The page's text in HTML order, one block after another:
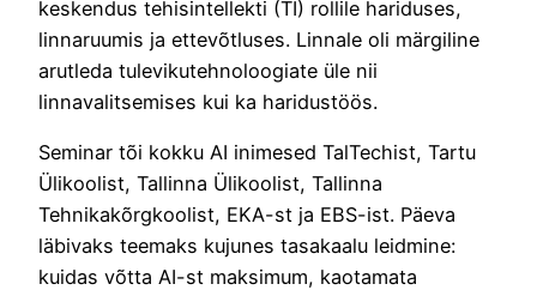
keskendus tehisintellekti (TI) rollile hariduses,
linnaruumis ja ettevõtluses. Linnale oli märgiline
arutleda tulevikutehnoloogiate üle nii
linnavalitsemises kui ka haridustöös.
Seminar tõi kokku AI inimesed TalTechist, Tartu
Ülikoolist, Tallinna Ülikoolist, Tallinna
Tehnikakõrgkoolist, EKA-st ja EBS-ist. Päeva
läbivaks teemaks kujunes tasakaalu leidmine:
kuidas võtta AI-st maksimum, kaotamata